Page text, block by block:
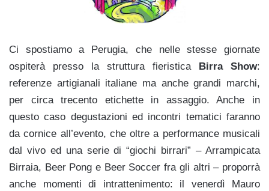
Ci spostiamo a Perugia, che nelle stesse giornate
ospiterà presso la struttura fieristica Birra Show:
referenze artigianali italiane ma anche grandi marchi,
per circa trecento etichette in assaggio. Anche in
questo caso degustazioni ed incontri tematici faranno
da cornice all’evento, che oltre a performance musicali
dal vivo ed una serie di “giochi birrari” – Arrampicata
Birraia, Beer Pong e Beer Soccer fra gli altri – proporrà
anche momenti di intrattenimento: il venerdì Mauro